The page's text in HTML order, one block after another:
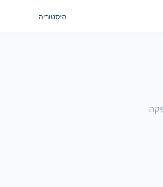
היסטוריה